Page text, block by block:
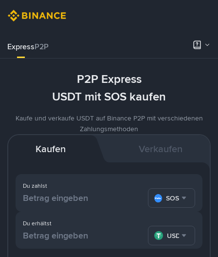
ExpressP2P
P2P Express
USDT mit SOS kaufen
Kaufe und verkaufe USDT auf Binance P2P mit verschiedenen
Zahlungsmethoden
Kaufen Verkaufen
Du zahlst
SOS
Du erhältst
USDT